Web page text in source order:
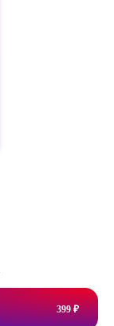
399 ₽